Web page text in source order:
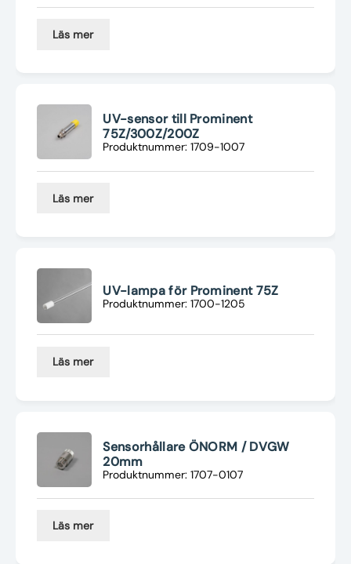
Läs mer
UV-sensor till Prominent
75Z/300Z/200Z
Produktnummer: 1709-1007
Läs mer
UV-lampa för Prominent 75Z
Produktnummer: 1700-1205
Läs mer
Sensorhållare ÖNORM / DVGW
20mm
Produktnummer: 1707-0107
Läs mer